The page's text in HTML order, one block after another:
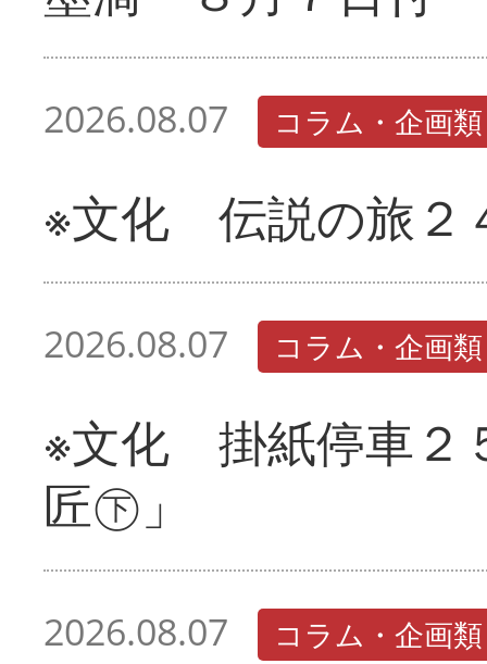
2026.08.07 コラム・企画類
※文化 伝説の旅２
2026.08.07 コラム・企画類
※文化 掛紙停車２
匠㊦」
2026.08.07 コラム・企画類